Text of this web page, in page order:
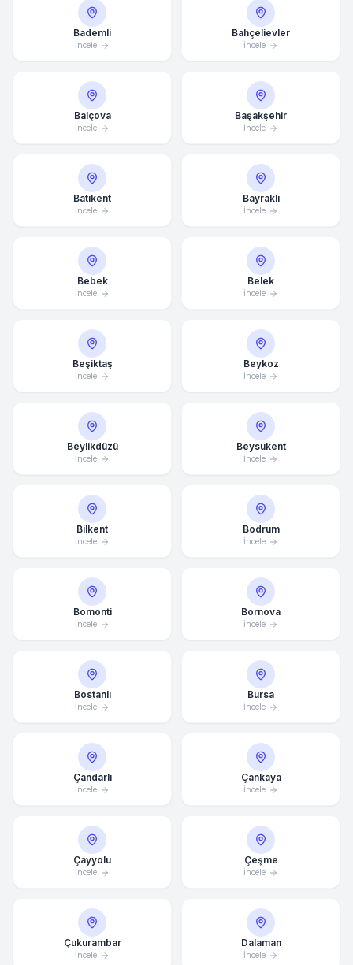
Bademli
İncele
Bahçelievler
İncele
Balçova
İncele
Başakşehir
İncele
Batıkent
İncele
Bayraklı
İncele
Bebek
İncele
Belek
İncele
Beşiktaş
İncele
Beykoz
İncele
Beylikdüzü
İncele
Beysukent
İncele
Bilkent
İncele
Bodrum
İncele
Bomonti
İncele
Bornova
İncele
Bostanlı
İncele
Bursa
İncele
Çandarlı
İncele
Çankaya
İncele
Çayyolu
İncele
Çeşme
İncele
Çukurambar
İncele
Dalaman
İncele